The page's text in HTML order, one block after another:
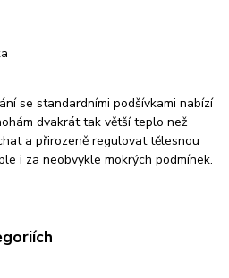
se standardními podšívkami nabízí
dvakrát tak větší teplo než
a přirozeně regulovat tělesnou
i za neobvykle mokrých podmínek.